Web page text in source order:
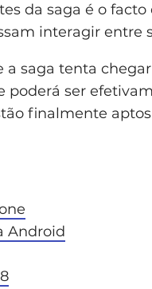
da saga é o facto
interagir entre
saga tenta
poderá ser
finalmente
Android